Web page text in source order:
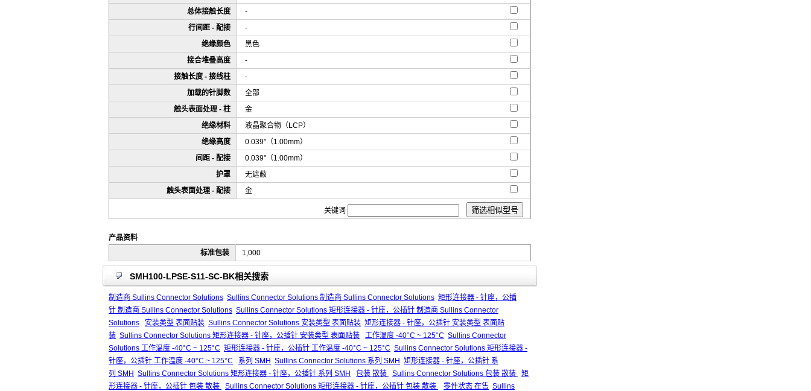
总体接触长度
-
行间距 - 配接
-
绝缘颜色
黑色
接合堆叠高度
-
接触长度 - 接线柱
-
加载的针脚数
全部
触头表面处理 - 柱
金
绝缘材料
液晶聚合物（LCP）
绝缘高度
0.039"（1.00mm）
间距 - 配接
0.039"（1.00mm）
护罩
无遮蔽
触头表面处理 - 配接
金
关键词
产品资料
标准包装
1,000
SMH100-LPSE-S11-SC-BK相关搜索
制造商 Sullins Connector Solutions Sullins Connector Solutions 制造商 Sullins Connector Solutions 矩形连接器 - 针座，公插
针 制造商 Sullins Connector Solutions Sullins Connector Solutions 矩形连接器 - 针座，公插针 制造商 Sullins Connector
Solutions
安装类型 表面贴装 Sullins Connector Solutions 安装类型 表面贴装 矩形连接器 - 针座，公插针 安装类型 表面贴
装 Sullins Connector Solutions 矩形连接器 - 针座，公插针 安装类型 表面贴装 工作温度 -40°C ~ 125°C Sullins Connector
Solutions 工作温度 -40°C ~ 125°C 矩形连接器 - 针座，公插针 工作温度 -40°C ~ 125°C Sullins Connector Solutions 矩形连接器 -
针座，公插针 工作温度 -40°C ~ 125°C
系列 SMH Sullins Connector Solutions 系列 SMH 矩形连接器 - 针座，公插针 系
列 SMH Sullins Connector Solutions 矩形连接器 - 针座，公插针 系列 SMH 包装 散装 Sullins Connector Solutions 包装 散装
矩
形连接器 - 针座，公插针 包装 散装
Sullins Connector Solutions 矩形连接器 - 针座，公插针 包装 散装 零件状态 在售 Sullins